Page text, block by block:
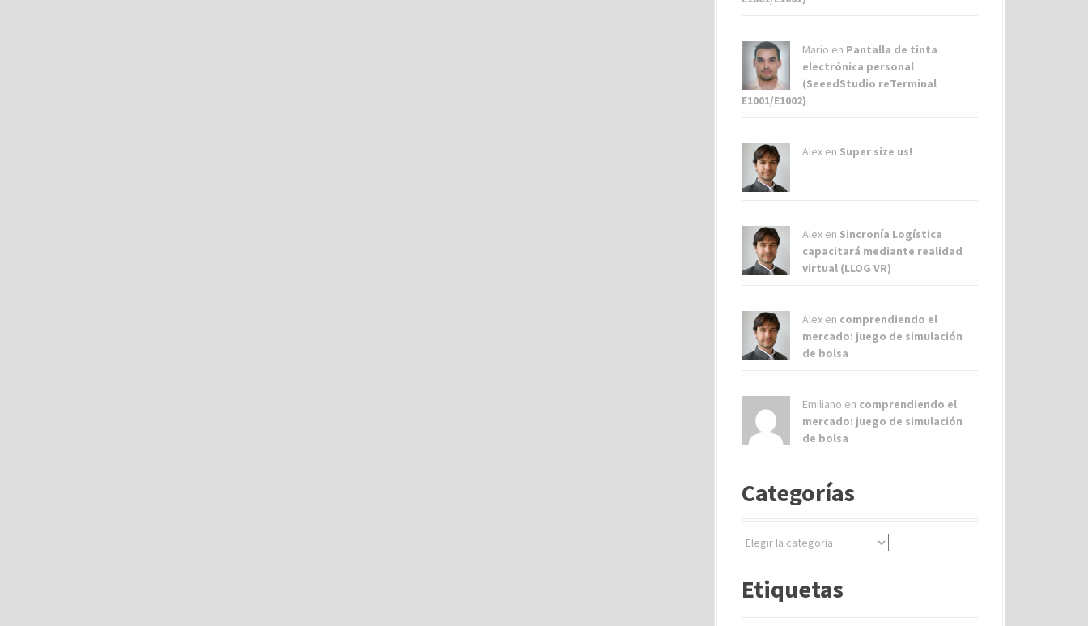
Mario en Pantalla de tinta
electrónica personal
(SeeedStudio reTerminal
E1001/E1002)
Alex en Super size us!
Alex en Sincronía Logística
capacitará mediante realidad
virtual (LLOG VR)
Alex en comprendiendo el
mercado: juego de simulación
de bolsa
Emiliano en comprendiendo el
mercado: juego de simulación
de bolsa
Categorías
C
e
Etiquetas